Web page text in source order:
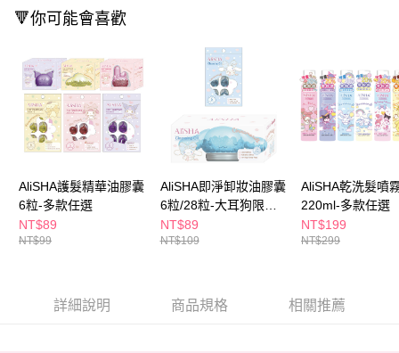
２．便利：只要手機號碼，簡訊認證，即可結帳。
３．安心：先確認商品／服務後，再付款。
【「AFTEE先享後付」結帳流程】
１．於結帳方式選擇「AFTEE先享後付」後，將跳轉至「AFTEE先享後付」
結帳頁面，進行簡訊認證並確認金額後，即可完成結帳。
２．訂單成立數日內，您將收到繳費通知簡訊。
３．收到繳費通知簡訊後14天內，點擊此簡訊中的連結，可透過四大超商／
ATM／網路銀行／等多元方式進行付款，方視為交易完成。
※ 請注意：結帳手續完成當下不需立刻繳費，但若您需要取消訂單，請聯絡
後付繳納相關費用。
※ 交易是否成功請以「AFTEE先享後付 」之結帳頁面顯示為準，若有關於
客戶支援中心」
https://netprotections.freshdesk.com/support/home
易，需依本服務之必要範圍內提供個人資料，並將交易相關給付款項請求債
權轉讓予恩沛科技股份有限公司。
全家取貨付款
每筆NT$65，滿NT$390(含以上)免運費
付款後全家取貨
每筆NT$65，滿NT$390(含以上)免運費
萊爾富取貨付款
付款後萊爾富取貨
每筆NT$65，滿NT$490(含以上)免運費
付款後7-11取貨
🔻你可能會喜歡
AliSHA護髮精華油膠囊
6粒-多款任選
NT$89
NT$99
AliSHA即淨卸妝油膠囊
6粒/28粒-大耳狗限定-
多款任選
NT$89
NT$109
AliSHA乾洗髮噴
220ml-多款任選
NT$199
NT$299
詳細說明 商品規格 相關推薦